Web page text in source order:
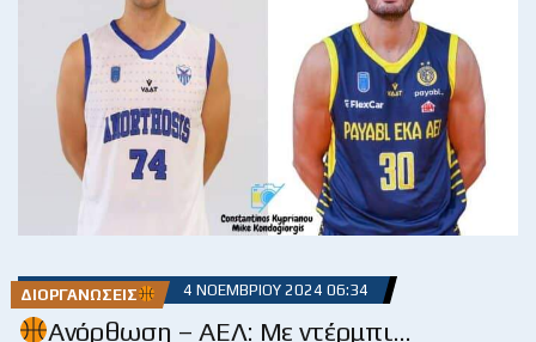
ΔΙΟΡΓΑΝΏΣΕΙΣ 4 ΝΟΕΜΒΡΊΟΥ 2024 06:34
Ανόρθωση – ΑΕΛ: Με ντέρμπι…